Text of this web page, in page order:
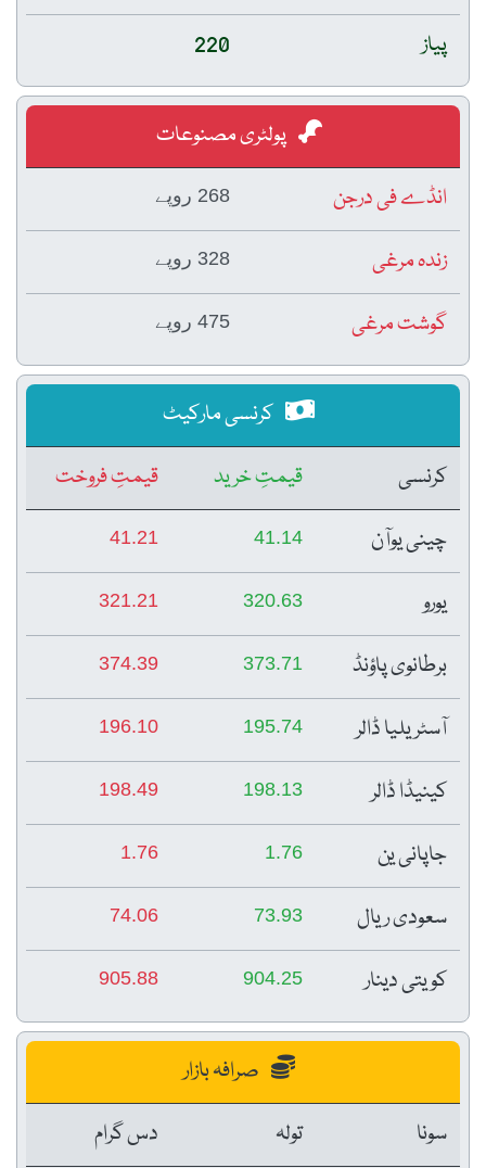
پیاز
220
پولٹری مصنوعات
انڈے فی درجن
268 روپے
زندہ مرغی 328 روپے
گوشت مرغی 475 روپے
کرنسی مارکیٹ
کرنسی
قیمتِ خرید
قیمتِ فروخت
چینی یوآن
41.14
41.21
یورو 320.63
321.21
برطانوی پاؤنڈ 373.71
374.39
آسٹریلیا ڈالر 195.74
196.10
کینیڈا ڈالر 198.13
198.49
جاپانی ین 1.76
1.76
سعودی ریال 73.93
74.06
کویتی دینار 904.25
905.88
صرافہ بازار
سونا
تولہ
دس گرام